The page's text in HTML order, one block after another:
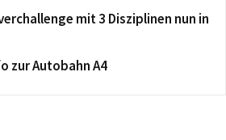
mit 3 Disziplinen nun in
zur Autobahn A4